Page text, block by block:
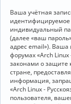
Ваша учётная
индивидуальный
(далее «ваш
адрес email»).
форумах «Arch
законами о
стране,
информация,
«Arch Linux -
пользователя,